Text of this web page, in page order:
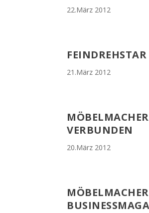
22.März 2012
21.März 2012
VERBUNDEN
20.März 2012